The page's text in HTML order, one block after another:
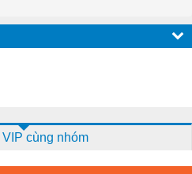
cùng nhóm